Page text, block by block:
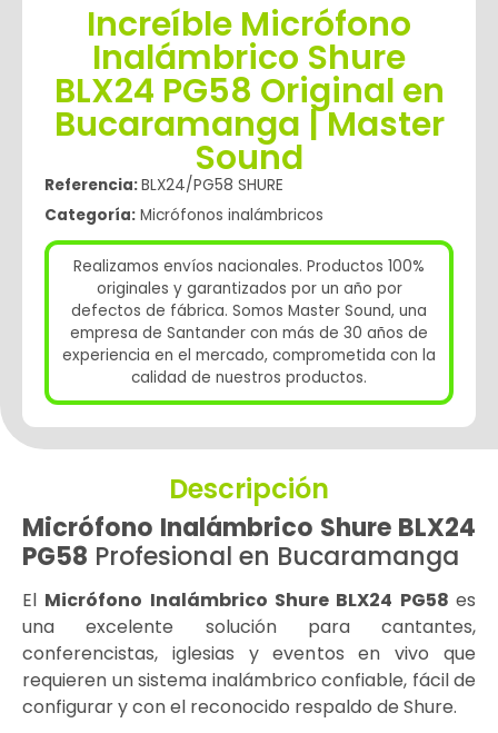
Increíble Micrófono
Inalámbrico Shure
BLX24 PG58 Original en
Bucaramanga | Master
Sound
Referencia:BLX24/PG58 SHURE
Categoría: Micrófonos inalámbricos
Realizamos envíos nacionales. Productos 100%
originales y garantizados por un año por
defectos de fábrica. Somos Master Sound, una
empresa de Santander con más de 30 años de
experiencia en el mercado, comprometida con la
calidad de nuestros productos.
Descripción
Micrófono Inalámbrico Shure BLX24
PG58 Profesional en Bucaramanga
El Micrófono Inalámbrico Shure BLX24 PG58es
una excelente solución para cantantes,
conferencistas, iglesias y eventos en vivo que
requieren un sistema inalámbrico confiable, fácil de
configurar y con el reconocido respaldo de Shure.